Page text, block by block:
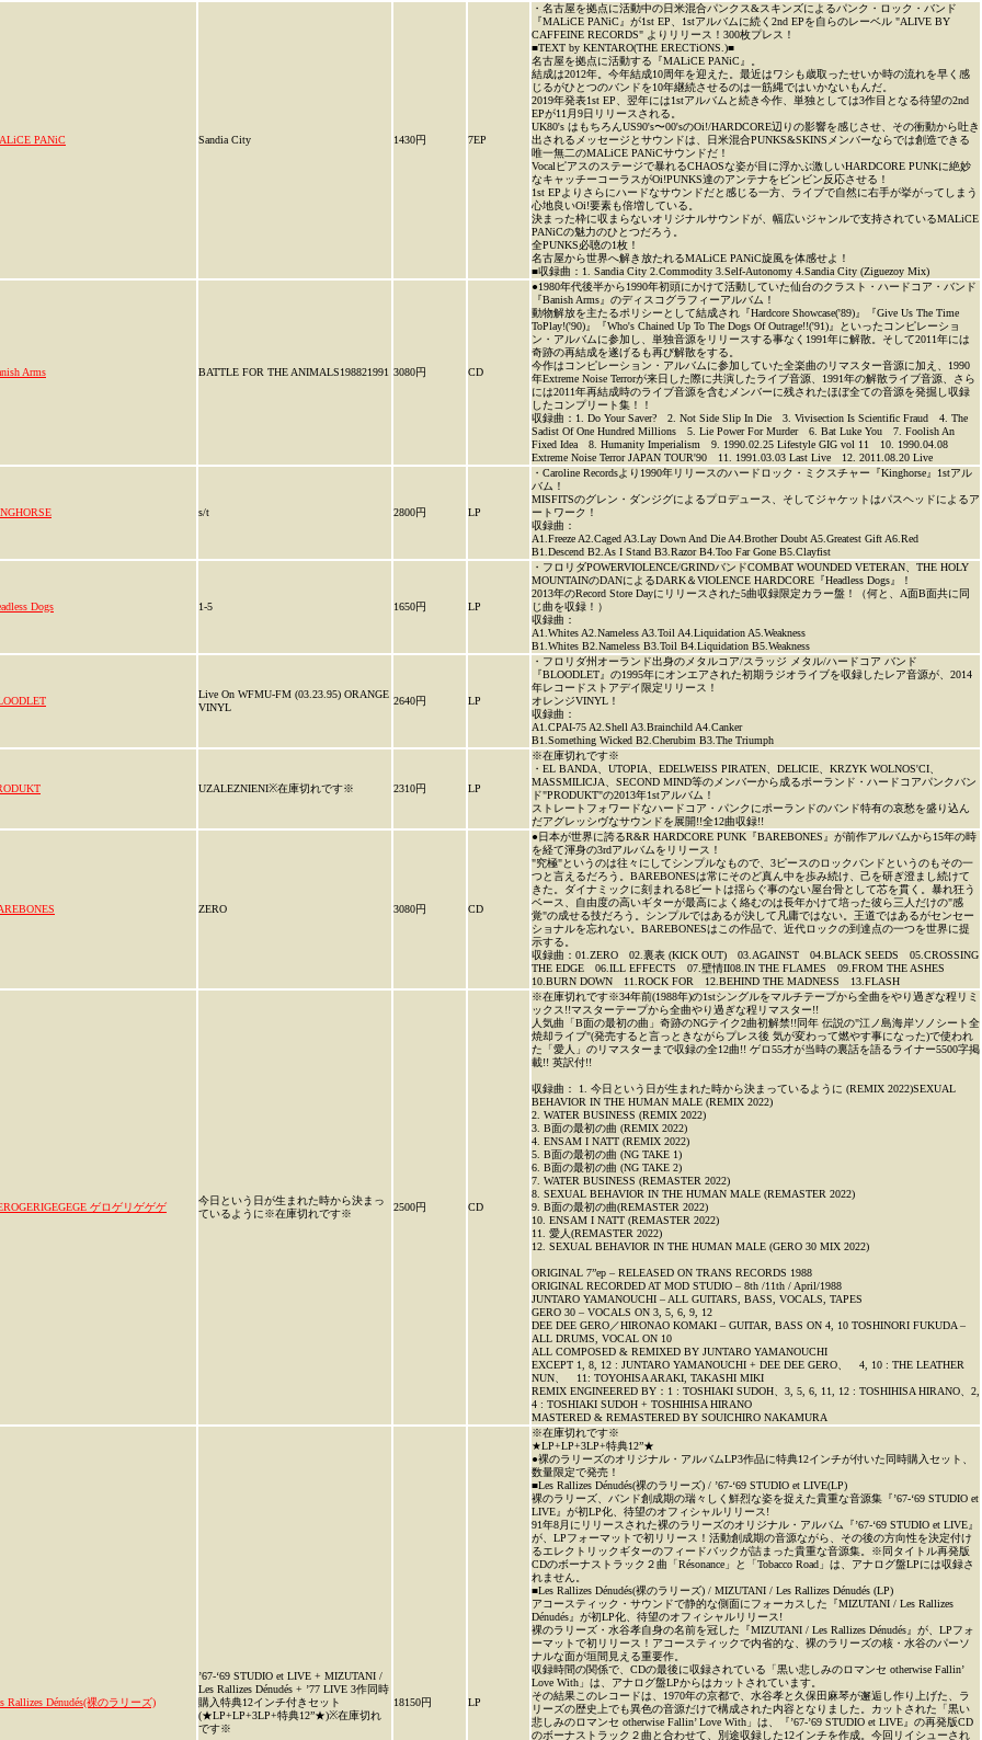
PANiC Sandia City 1430円 7EP
・名古屋を拠点に活動中の日米混合パンクス&スキンズによるパンク・ロック・バンド
『MALiCE PANiC』が1st EP、1stアルバムに続く2nd EPを自らのレーベル "ALIVE BY
CAFFEINE RECORDS" よりリリース！300枚プレス！
■TEXT by KENTARO(THE ERECTiONS.)■
名古屋を拠点に活動する『MALiCE PANiC』。
結成は2012年。今年結成10周年を迎えた。最近はワシも歳取ったせいか時の流れを早く感
じるがひとつのバンドを10年継続させるのは一筋縄ではいかないもんだ。
2019年発表1st EP、翌年には1stアルバムと続き今作、単独としては3作目となる待望の2nd
EPが11月9日リリースされる。
UK80's はもちろんUS90's〜00'sのOi!/HARDCORE辺りの影響を感じさせ、その衝動から吐き
出されるメッセージとサウンドは、日米混合PUNKS&SKINSメンバーならでは創造できる
唯一無二のMALiCE PANiCサウンドだ！
Vocalピアスのステージで暴れるCHAOSな姿が目に浮かぶ激しいHARDCORE PUNKに絶妙
なキャッチーコーラスがOi!PUNKS達のアンテナをビンビン反応させる！
1st EPよりさらにハードなサウンドだと感じる一方、ライブで自然に右手が挙がってしまう
心地良いOi!要素も倍増している。
決まった枠に収まらないオリジナルサウンドが、幅広いジャンルで支持されているMALiCE
PANiCの魅力のひとつだろう。
全PUNKS必聴の1枚！
名古屋から世界へ解き放たれるMALiCE PANiC旋風を体感せよ！
■収録曲：1. Sandia City 2.Commodity 3.Self-Autonomy 4.Sandia City (Ziguezoy Mix)
Arms BATTLE FOR THE ANIMALS198821991 3080円 CD
●1980年代後半から1990年初頭にかけて活動していた仙台のクラスト・ハードコア・バンド
『Banish Arms』のディスコグラフィーアルバム！
動物解放を主たるポリシーとして結成され『Hardcore Showcase('89)』『Give Us The Time
ToPlay!('90)』『Who's Chained Up To The Dogs Of Outrage!!('91)』といったコンピレーショ
ン・アルバムに参加し、単独音源をリリースする事なく1991年に解散。そして2011年には
奇跡の再結成を遂げるも再び解散をする。
今作はコンピレーション・アルバムに参加していた全楽曲のリマスター音源に加え、1990
年Extreme Noise Terrorが来日した際に共演したライブ音源、1991年の解散ライブ音源、さら
には2011年再結成時のライブ音源を含むメンバーに残されたほぼ全ての音源を発掘し収録
したコンプリート集！！
収録曲：1. Do Your Saver? 2. Not Side Slip In Die 3. Vivisection Is Scientific Fraud 4. The
Sadist Of One Hundred Millions 5. Lie Power For Murder 6. Bat Luke You 7. Foolish An
Fixed Idea 8. Humanity Imperialism 9. 1990.02.25 Lifestyle GIG vol 11 10. 1990.04.08
Extreme Noise Terror JAPAN TOUR'90 11. 1991.03.03 Last Live 12. 2011.08.20 Live
s/t 2800円 LP
・Caroline Recordsより1990年リリースのハードロック・ミクスチャー『Kinghorse』1stアル
バム！
MISFITSのグレン・ダンジグによるプロデュース、そしてジャケットはパスヘッドによるア
ートワーク！
収録曲：
A1.Freeze A2.Caged A3.Lay Down And Die A4.Brother Doubt A5.Greatest Gift A6.Red
B1.Descend B2.As I Stand B3.Razor B4.Too Far Gone B5.Clayfist
Dogs 1-5 1650円 LP
・フロリダPOWERVIOLENCE/GRINDバンドCOMBAT WOUNDED VETERAN、THE HOLY
MOUNTAINのDANによるDARK＆VIOLENCE HARDCORE『Headless Dogs』！
2013年のRecord Store Dayにリリースされた5曲収録限定カラー盤！（何と、A面B面共に同
じ曲を収録！）
収録曲：
A1.Whites A2.Nameless A3.Toil A4.Liquidation A5.Weakness
B1.Whites B2.Nameless B3.Toil B4.Liquidation B5.Weakness
Live On WFMU-FM (03.23.95) ORANGE
VINYL
2640円 LP
・フロリダ州オーランド出身のメタルコア/スラッジ メタル/ハードコア バンド
『BLOODLET』の1995年にオンエアされた初期ラジオライブを収録したレア音源が、2014
年レコードストアデイ限定リリース！
オレンジVINYL！
収録曲：
A1.CPAI-75 A2.Shell A3.Brainchild A4.Canker
B1.Something Wicked B2.Cherubim B3.The Triumph
UZALEZNIENI※在庫切れです※ 2310円 LP
※在庫切れです※
・EL BANDA、UTOPIA、EDELWEISS PIRATEN、DELICIE、KRZYK WOLNOS'CI、
MASSMILICJA、SECOND MIND等のメンバーから成るポーランド・ハードコアパンクバン
ド"PRODUKT"の2013年1stアルバム！
ストレートフォワードなハードコア・パンクにポーランドのバンド特有の哀愁を盛り込ん
だアグレッシヴなサウンドを展開!!全12曲収録!!
ZERO 3080円 CD
●日本が世界に誇るR&R HARDCORE PUNK『BAREBONES』が前作アルバムから15年の時
を経て渾身の3rdアルバムをリリース！
"究極"というのは往々にしてシンプルなもので、3ピースのロックバンドというのもその一
つと言えるだろう。BAREBONESは常にそのど真ん中を歩み続け、己を研ぎ澄まし続けて
きた。ダイナミックに刻まれる8ビートは揺らぐ事のない屋台骨として芯を貫く。暴れ狂う
ベース、自由度の高いギターが最高によく絡むのは長年かけて培った彼ら三人だけの"感
覚"の成せる技だろう。シンプルではあるが決して凡庸ではない。王道ではあるがセンセー
ショナルを忘れない。BAREBONESはこの作品で、近代ロックの到達点の一つを世界に提
示する。
収録曲：01.ZERO 02.裏表 (KICK OUT) 03.AGAINST 04.BLACK SEEDS 05.CROSSING
THE EDGE 06.ILL EFFECTS 07.壁情II08.IN THE FLAMES 09.FROM THE ASHES
10.BURN DOWN 11.ROCK FOR 12.BEHIND THE MADNESS 13.FLASH
ゲロゲリゲゲゲ
今日という日が生まれた時から決まっ
ているように※在庫切れです※
2500円 CD
※在庫切れです※34年前(1988年)の1stシングルをマルチテープから全曲をやり過ぎな程リミ
ックス!!マスターテープから全曲やり過ぎな程リマスター!!
人気曲「B面の最初の曲」奇跡のNGテイク2曲初解禁!!同年 伝説の"江ノ島海岸ソノシート全
焼却ライブ"(発売すると言っときながらプレス後 気が変わって燃やす事になった)で使われ
た「愛人」のリマスターまで収録の全12曲!! ゲロ55才が当時の裏話を語るライナー5500字掲
載!! 英訳付!!
収録曲： 1. 今日という日が生まれた時から決まっているように (REMIX 2022)SEXUAL
BEHAVIOR IN THE HUMAN MALE (REMIX 2022)
2. WATER BUSINESS (REMIX 2022)
3. B面の最初の曲 (REMIX 2022)
4. ENSAM I NATT (REMIX 2022)
5. B面の最初の曲 (NG TAKE 1)
6. B面の最初の曲 (NG TAKE 2)
7. WATER BUSINESS (REMASTER 2022)
8. SEXUAL BEHAVIOR IN THE HUMAN MALE (REMASTER 2022)
9. B面の最初の曲(REMASTER 2022)
10. ENSAM I NATT (REMASTER 2022)
11. 愛人(REMASTER 2022)
12. SEXUAL BEHAVIOR IN THE HUMAN MALE (GERO 30 MIX 2022)
ORIGINAL 7”ep – RELEASED ON TRANS RECORDS 1988
ORIGINAL RECORDED AT MOD STUDIO – 8th /11th / April/1988
JUNTARO YAMANOUCHI – ALL GUITARS, BASS, VOCALS, TAPES
GERO 30 – VOCALS ON 3, 5, 6, 9, 12
DEE DEE GERO／HIRONAO KOMAKI – GUITAR, BASS ON 4, 10 TOSHINORI FUKUDA –
ALL DRUMS, VOCAL ON 10
ALL COMPOSED & REMIXED BY JUNTARO YAMANOUCHI
EXCEPT 1, 8, 12 : JUNTARO YAMANOUCHI + DEE DEE GERO、 4, 10 : THE LEATHER
NUN、 11: TOYOHISA ARAKI, TAKASHI MIKI
REMIX ENGINEERED BY：1 : TOSHIAKI SUDOH、3, 5, 6, 11, 12 : TOSHIHISA HIRANO、2,
4 : TOSHIAKI SUDOH + TOSHIHISA HIRANO
MASTERED & REMASTERED BY SOUICHIRO NAKAMURA
Rallizes Dénudés(裸のラリーズ)
’67-‘69 STUDIO et LIVE + MIZUTANI /
Les Rallizes Dénudés + ’77 LIVE 3作同時
購入特典12インチ付きセット
(★LP+LP+3LP+特典12”★)※在庫切れ
です※
18150円 LP
※在庫切れです※
★LP+LP+3LP+特典12”★
●裸のラリーズのオリジナル・アルバムLP3作品に特典12インチが付いた同時購入セット、
数量限定で発売！
■Les Rallizes Dénudés(裸のラリーズ) / ’67-‘69 STUDIO et LIVE(LP)
裸のラリーズ、バンド創成期の瑞々しく鮮烈な姿を捉えた貴重な音源集『’67-‘69 STUDIO et
LIVE』が初LP化、待望のオフィシャルリリース!
91年8月にリリースされた裸のラリーズのオリジナル・アルバム『’67-‘69 STUDIO et LIVE』
が、LPフォーマットで初リリース！活動創成期の音源ながら、その後の方向性を決定付け
るエレクトリックギターのフィードバックが詰まった貴重な音源集。※同タイトル再発版
CDのボーナストラック２曲「Résonance」と「Tobacco Road」は、アナログ盤LPには収録さ
れません。
■Les Rallizes Dénudés(裸のラリーズ) / MIZUTANI / Les Rallizes Dénudés (LP)
アコースティック・サウンドで静的な側面にフォーカスした『MIZUTANI / Les Rallizes
Dénudés』が初LP化、待望のオフィシャルリリース!
裸のラリーズ・水谷孝自身の名前を冠した『MIZUTANI / Les Rallizes Dénudés』が、LPフォ
ーマットで初リリース！アコースティックで内省的な、裸のラリーズの核・水谷のパーソ
ナルな面が垣間見える重要作。
収録時間の関係で、CDの最後に収録されている「黒い悲しみのロマンセ otherwise Fallin’
Love With」は、アナログ盤LPからはカットされています。
その結果このレコードは、1970年の京都で、水谷孝と久保田麻琴が邂逅し作り上げた、ラ
リーズの歴史上でも異色の音源だけで構成された内容となりました。カットされた「黒い
悲しみのロマンセ otherwise Fallin’ Love With」は、『’67-’69 STUDIO et LIVE』の再発版CD
のボーナストラック２曲と合わせて、別途収録した12インチを作成。今回リイシューされ